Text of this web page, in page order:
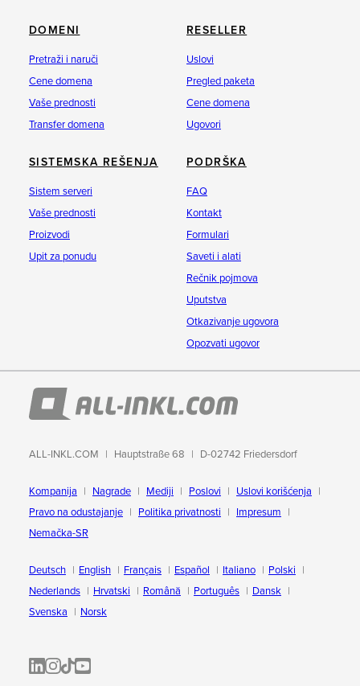
DOMENI
Pretraži i naruči
Cene domena
Vaše prednosti
Transfer domena
RESELLER
Uslovi
Pregled paketa
Cene domena
Ugovori
SISTEMSKA REŠENJA
Sistem serveri
Vaše prednosti
Proizvodi
Upit za ponudu
PODRŠKA
FAQ
Kontakt
Formulari
Saveti i alati
Rečnik pojmova
Uputstva
Otkazivanje ugovora
Opozvati ugovor
ALL-INKL.COM Hauptstraße 68 D-02742 Friedersdorf
Kompanija Nagrade Mediji Poslovi
Uslovi korišćenja
Pravo na odustajanje
Politika privatnosti
Impresum
Nemačka-SR
Deutsch English Français Español Italiano
Polski
Nederlands
Hrvatski Română Português
Dansk
Svenska
Norsk
ALL-INKL.COM | LinkedIn
ALL-INKL.COM • Instagram photos and videos
ALL-INKL.COM | TikTok
ALLINKL.COM - YouTube